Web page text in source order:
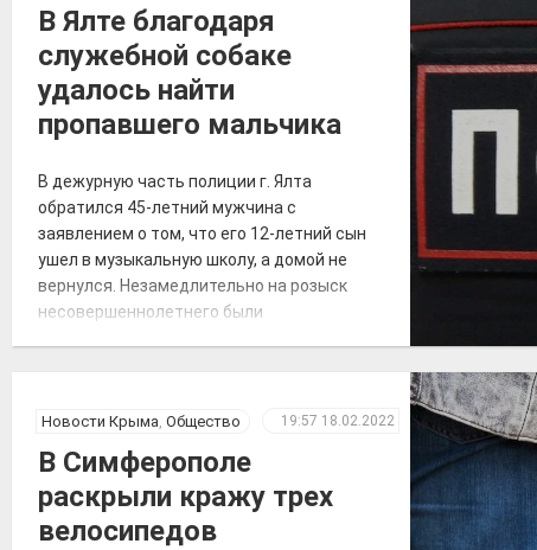
выявлено 151605 положительных на
В Ялте благодаря
служебной собаке
удалось найти
пропавшего мальчика
В дежурную часть полиции г. Ялта
обратился 45-летний мужчина с
заявлением о том, что его 12-летний сын
ушел в музыкальную школу, а домой не
вернулся. Незамедлительно на розыск
несовершеннолетнего были
уполномоченные, все дежурные наряды
службы, ГИБДД, уголовного розыска.
Также к поисковым мероприятиям
привлекли кинолога […]
Новости Крыма Общество 19:57 18.02.2022
В Симферополе
раскрыли кражу трех
велосипедов